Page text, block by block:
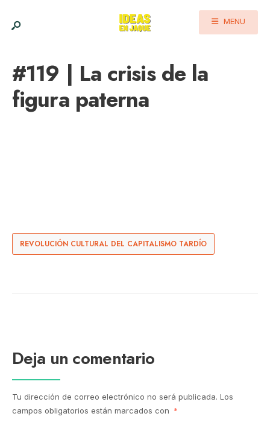
MENU
#119 | La crisis de la
figura paterna
REVOLUCIÓN CULTURAL DEL CAPITALISMO TARDÍO
Deja un comentario
Tu dirección de correo electrónico no será publicada. Los
campos obligatorios están marcados con *